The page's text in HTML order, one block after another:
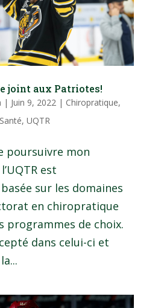
joint aux Patriotes!
| Juin 9, 2022 | Chiropratique,
Santé, UQTR
poursuivre mon
est
sur les domaines
en chiropratique
programmes de choix.
dans celui-ci et